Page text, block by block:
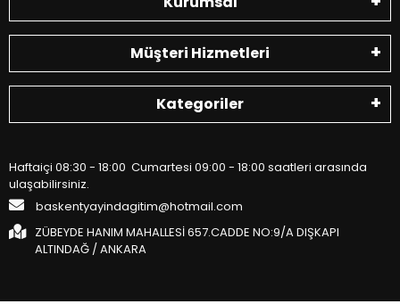
Müşteri Hizmetleri
Kategoriler
Haftaiçi 08:30 - 18:00 Cumartesi 09:00 - 18:00 saatleri arasında
ulaşabilirsiniz.
baskentyayindagitim@hotmail.com
ZÜBEYDE HANIM MAHALLESİ 657.CADDE NO:9/A DIŞKAPI
ALTINDAĞ / ANKARA